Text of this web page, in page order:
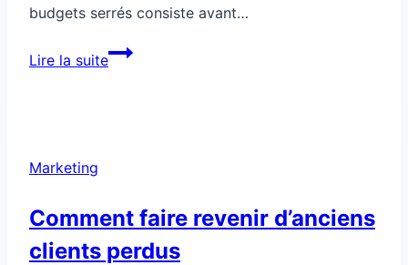
budgets serrés consiste avant…
Lire la suiteMarketing
Marketing
Comment faire revenir d’anciens
clients perdus